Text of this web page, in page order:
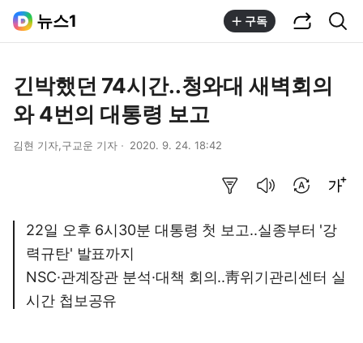
뉴스1 구독
긴박했던 74시간..청와대 새벽회의
와 4번의 대통령 보고
김현 기자,구교운 기자 2020. 9. 24. 18:42
22일 오후 6시30분 대통령 첫 보고..실종부터 '강
력규탄' 발표까지
NSC·관계장관 분석·대책 회의..靑위기관리센터 실
시간 첩보공유